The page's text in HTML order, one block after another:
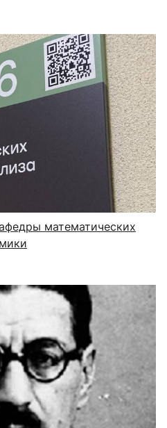
математических